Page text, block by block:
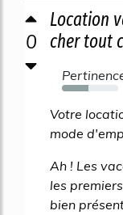
0
Location
cher tout
47%
Votre
mode
Ah ! Les
les
bien